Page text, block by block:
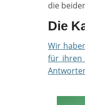
die
Die
Wir
für ihren